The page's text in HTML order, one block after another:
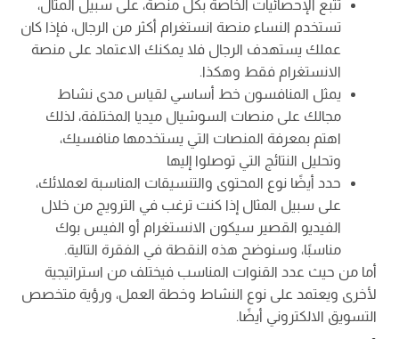
تتبع الإحصائيات الخاصة بكل منصة، على سبيل المثال،
تستخدم النساء منصة انستغرام أكثر من الرجال، فإذا كان
عملك يستهدف الرجال فلا يمكنك الاعتماد على منصة
الانستغرام فقط وهكذا.
يمثل المنافسون خط أساسي لقياس مدى نشاط
مجالك على منصات السوشيال ميديا المختلفة، لذلك
اهتم بمعرفة المنصات التي يستخدمها منافسيك،
وتحليل النتائج التي توصلوا إليها
حدد أيضًا نوع المحتوى والتنسيقات المناسبة لعملائك،
على سبيل المثال إذا كنت ترغب في الترويج من خلال
الفيديو القصير سيكون الانستغرام أو الفيس بوك
مناسبًا، وسنوضح هذه النقطة في الفقرة التالية.
أما من حيث عدد القنوات المناسب فيختلف من استراتيجية
لأخرى ويعتمد على نوع النشاط وخطة العمل، ورؤية متخصص
التسويق الالكتروني أيضًا.